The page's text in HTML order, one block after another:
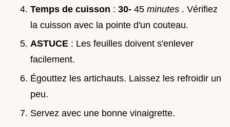
Temps de cuisson : 30- 45 minutes . Vérifiez
la cuisson avec la pointe d'un couteau.
ASTUCE : Les feuilles doivent s'enlever
facilement.
Égouttez les artichauts. Laissez les refroidir un
peu.
Servez avec une bonne vinaigrette.